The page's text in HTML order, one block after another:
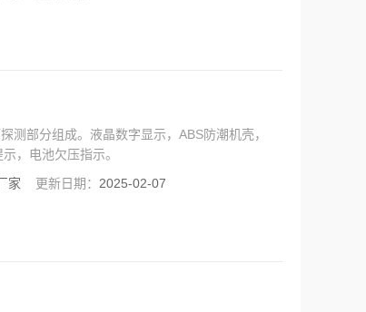
测部分组成。液晶数字显示，ABS防潮机壳，
，电池欠压指示。
家 更新日期： 2025-02-07